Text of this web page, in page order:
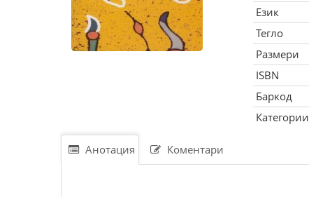
Език
Тегло
Размери
ISBN
Баркод
Категории
Анотация Коментари